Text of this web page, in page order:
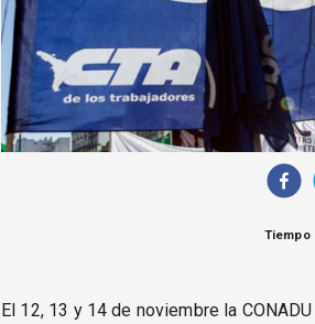
Tiempo
El 12, 13 y 14 de noviembre la